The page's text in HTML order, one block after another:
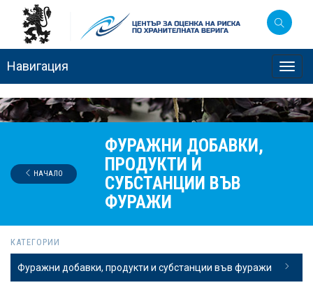
Навигация
ФУРАЖНИ ДОБАВКИ,
ПРОДУКТИ И
СУБСТАНЦИИ ВЪВ
ФУРАЖИ
НАЧАЛО
КАТЕГОРИИ
Фуражни добавки, продукти и субстанции във фуражи